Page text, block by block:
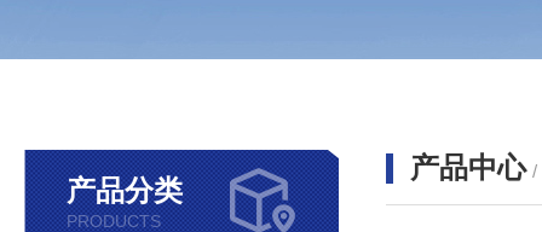
产品分类
PRODUCTS
产品中心 /